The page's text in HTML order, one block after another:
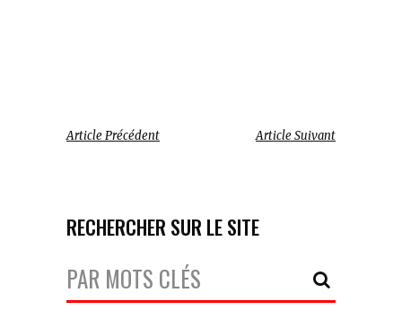
Article Précédent Article Suivant
RECHERCHER SUR LE SITE
Votre
Recherche: